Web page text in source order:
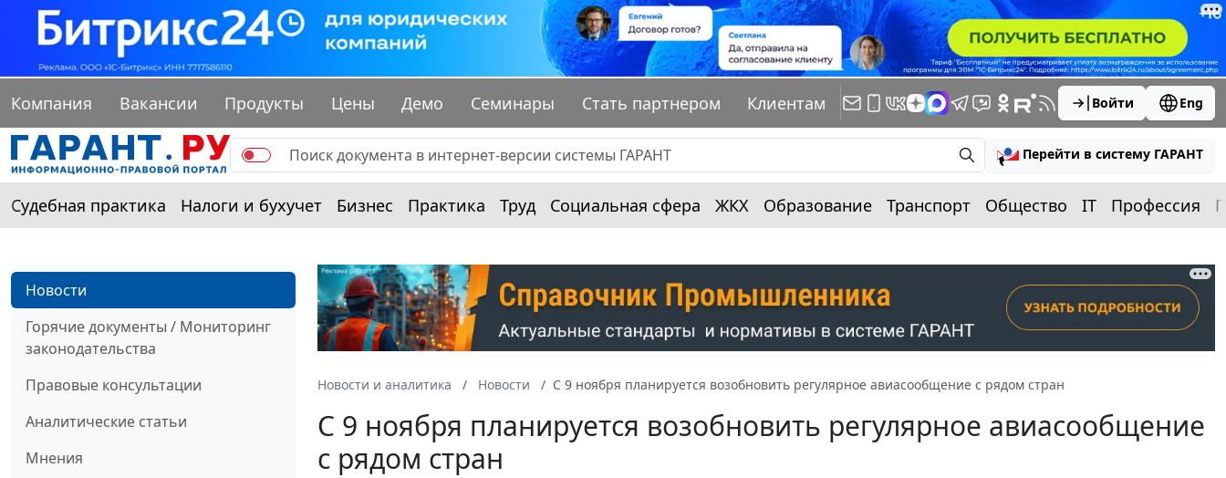
Компания Вакансии Продукты Цены Демо Семинары Стать партнером Клиентам Войти Eng
Перейти в систему ГАРАНТ
Судебная практика Налоги и бухучет Бизнес Практика Труд Социальная сфера ЖКХ Образование Транспорт Общество IT Профессия
Новости
Горячие документы / Мониторинг
законодательства
Правовые консультации
Аналитические статьи
Мнения
Новости и аналитика Новости С 9 ноября планируется возобновить регулярное авиасообщение с рядом стран
С 9 ноября планируется возобновить регулярное авиасообщение
с рядом стран